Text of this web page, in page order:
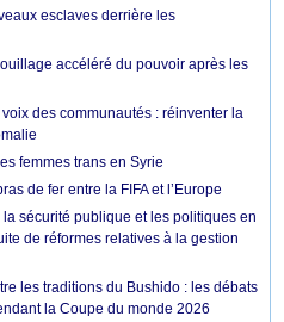
esclaves derrière les
accéléré du pouvoir après les
des communautés : réinventer la
femmes trans en Syrie
de fer entre la FIFA et l’Europe
sécurité publique et les politiques en
de réformes relatives à la gestion
les traditions du Bushido : les débats
la Coupe du monde 2026